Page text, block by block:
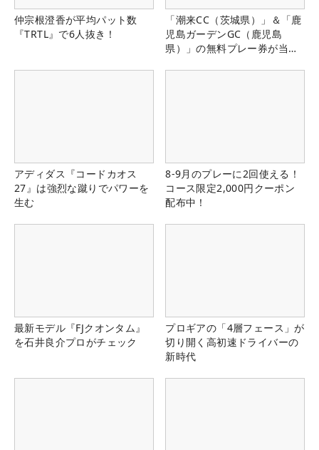
仲宗根澄香が平均パット数
『TRTL』で6人抜き！
「潮来CC（茨城県）」＆「鹿
児島ガーデンGC（鹿児島
県）」の無料プレー券が当た
アディダス『コードカオス
27』は強烈な蹴りでパワーを
生む
8-9月のプレーに2回使える！
コース限定2,000円クーポン
配布中！
最新モデル『FJクオンタム』
を石井良介プロがチェック
プロギアの「4層フェース」が
切り開く高初速ドライバーの
新時代